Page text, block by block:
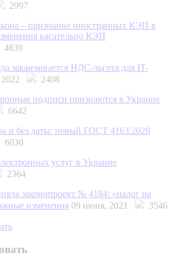
2997
– признание иностранных КЭП в
касательно КЭП
4839
заканчивается НДС-льгота для IT-
2022
2408
подписи признаются в Украине
6642
и без даты: новый ГОСТ 4163:2020
6030
услуг в Украине
2364
законопроект № 4184: «налог на
изменения 09 июня, 2021 3546